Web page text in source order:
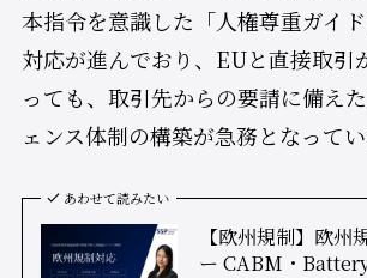
本指令を意識した「人権尊重ガイ
対応が進んでおり、EUと直接取引
っても、取引先からの要請に備え
ェンス体制の構築が急務となってい
あわせて読みたい
【欧州規制】欧州
ー CABM・